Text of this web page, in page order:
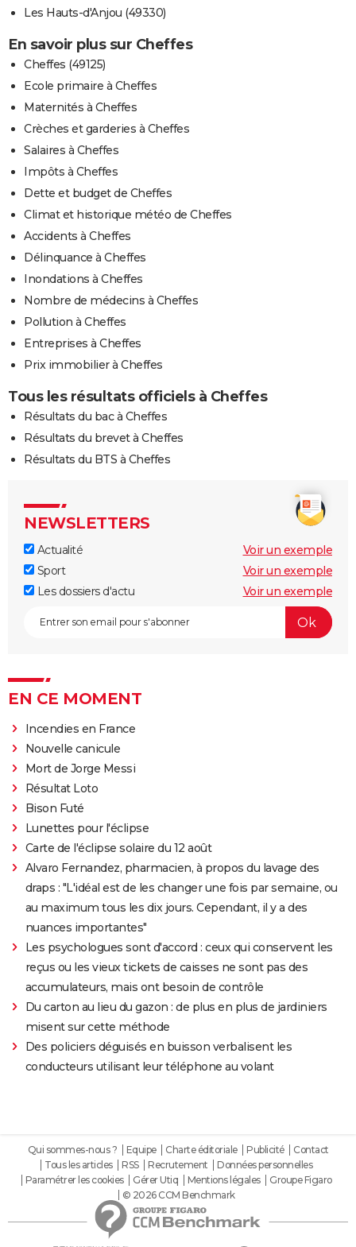
Les Hauts-d'Anjou (49330)
En savoir plus sur Cheffes
Cheffes (49125)
Ecole primaire à Cheffes
Maternités à Cheffes
Crèches et garderies à Cheffes
Salaires à Cheffes
Impôts à Cheffes
Dette et budget de Cheffes
Climat et historique météo de Cheffes
Accidents à Cheffes
Délinquance à Cheffes
Inondations à Cheffes
Nombre de médecins à Cheffes
Pollution à Cheffes
Entreprises à Cheffes
Prix immobilier à Cheffes
Tous les résultats officiels à Cheffes
Résultats du bac à Cheffes
Résultats du brevet à Cheffes
Résultats du BTS à Cheffes
NEWSLETTERS
Actualité
Voir un exemple
Sport
Voir un exemple
Les dossiers d'actu
Voir un exemple
EN CE MOMENT
Incendies en France
Nouvelle canicule
Mort de Jorge Messi
Résultat Loto
Bison Futé
Lunettes pour l'éclipse
Carte de l'éclipse solaire du 12 août
Alvaro Fernandez, pharmacien, à propos du lavage des
draps : "L'idéal est de les changer une fois par semaine, ou
au maximum tous les dix jours. Cependant, il y a des
nuances importantes"
Les psychologues sont d'accord : ceux qui conservent les
reçus ou les vieux tickets de caisses ne sont pas des
accumulateurs, mais ont besoin de contrôle
Du carton au lieu du gazon : de plus en plus de jardiniers
misent sur cette méthode
Des policiers déguisés en buisson verbalisent les
conducteurs utilisant leur téléphone au volant
Qui sommes-nous ? Equipe Charte éditoriale Publicité
Contact
Tous les articles
RSS Recrutement
Données personnelles
Paramétrer les cookies
Gérer Utiq Mentions légales
Groupe Figaro
© 2026 CCM Benchmark